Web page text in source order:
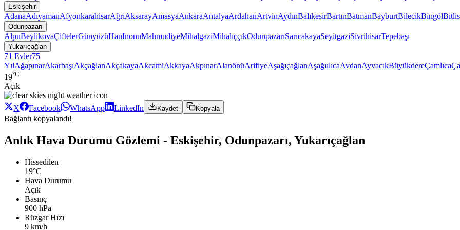
Eskişehir
AdanaAdıyamanAfyonkarahisarAğrıAksarayAmasyaAnkaraAntalyaArdahanArtvinAydınBalıkesirBartınBatmanBayburtBilecikBingölBitlis
Odunpazarı
AlpuBeylikovaÇiftelerGünyüzüHanInonuMahmudiyeMihalgaziMihalıççıkOdunpazarıSarıcakayaSeyitgaziSivrihisarTepebaşı
Yukarıçağlan
71 Evler75
YılAğapınarAkarbaşıAkçağlanAkçakayaAkcamiAkkayaAkpınarAlanönüArifiyeAşağıçağlanAşağıılıcaAvdanAyvacıkBüyükdereÇamlıca
19°C
Açık
X Facebook WhatsApp LinkedIn Kaydet Kopyala
Bağlantı kopyalandı!
Anlık Hava Durumu Gözlemi - Eskişehir, Odunpazarı, Yukarıçağlan
Hissedilen
19°C
Hava Durumu
Açık
Basınç
900 hPa
Rüzgar Hızı
9 km/h